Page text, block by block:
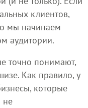
клиентов,
мы начинаем
аудитории.
точно понимают,
Как правило, у
которые
не